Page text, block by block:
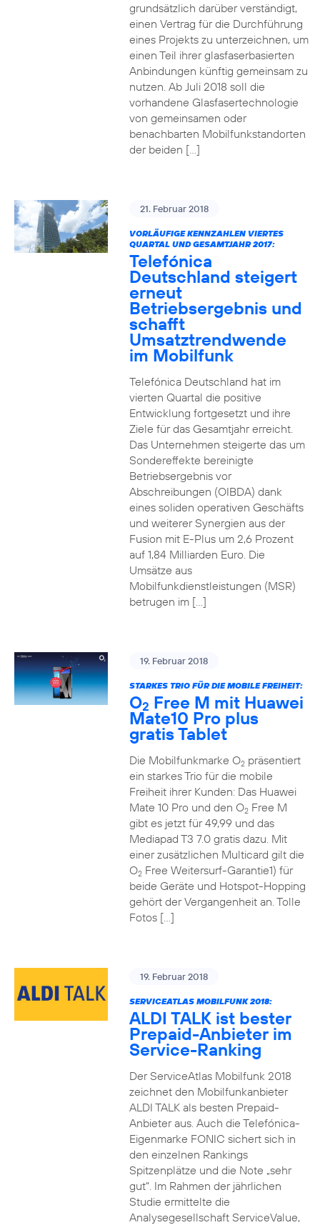
grundsätzlich darüber verständigt,
einen Vertrag für die Durchführung
eines Projekts zu unterzeichnen, um
einen Teil ihrer glasfaserbasierten
Anbindungen künftig gemeinsam zu
nutzen. Ab Juli 2018 soll die
vorhandene Glasfasertechnologie
von gemeinsamen oder
benachbarten Mobilfunkstandorten
der beiden […]
21. Februar 2018
VORLÄUFIGE KENNZAHLEN VIERTES
QUARTAL UND GESAMTJAHR 2017:
Telefónica
Deutschland steigert
erneut
Betriebsergebnis und
schafft
Umsatztrendwende
im Mobilfunk
Telefónica Deutschland hat im
vierten Quartal die positive
Entwicklung fortgesetzt und ihre
Ziele für das Gesamtjahr erreicht.
Das Unternehmen steigerte das um
Sondereffekte bereinigte
Betriebsergebnis vor
Abschreibungen (OIBDA) dank
eines soliden operativen Geschäfts
und weiterer Synergien aus der
Fusion mit E-Plus um 2,6 Prozent
auf 1,84 Milliarden Euro. Die
Umsätze aus
Mobilfunkdienstleistungen (MSR)
betrugen im […]
19. Februar 2018
STARKES TRIO FÜR DIE MOBILE FREIHEIT:
O2 Free M mit Huawei
Mate10 Pro plus
gratis Tablet
Die Mobilfunkmarke O2präsentiert
ein starkes Trio für die mobile
Freiheit ihrer Kunden: Das Huawei
Mate 10 Pro und den O2Free M
gibt es jetzt für 49,99 und das
Mediapad T3 7.0 gratis dazu. Mit
einer zusätzlichen Multicard gilt die
O2Free Weitersurf-Garantie1) für
beide Geräte und Hotspot-Hopping
gehört der Vergangenheit an. Tolle
Fotos […]
19. Februar 2018
SERVICEATLAS MOBILFUNK 2018:
ALDI TALK ist bester
Prepaid-Anbieter im
Service-Ranking
Der ServiceAtlas Mobilfunk 2018
zeichnet den Mobilfunkanbieter
ALDI TALK als besten Prepaid-
Anbieter aus. Auch die Telefónica-
Eigenmarke FONIC sichert sich in
den einzelnen Rankings
Spitzenplätze und die Note „sehr
gut“. Im Rahmen der jährlichen
Studie ermittelte die
Analysegesellschaft ServiceValue,